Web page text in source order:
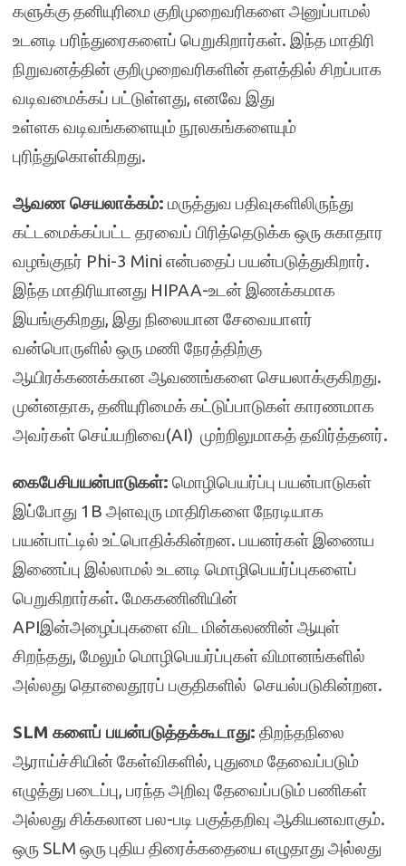
களுக்கு தனியுரிமை குறிமுறைவரிகளை அனுப்பாமல்
உடனடி பரிந்துரைகளைப் பெறுகிறார்கள். இந்த மாதிரி
நிறுவனத்தின் குறிமுறைவரிகளின் தளத்தில் சிறப்பாக
வடிவமைக்கப் பட்டுள்ளது, எனவே இது
உள்ளக வடிவங்களையும் நூலகங்களையும்
புரிந்துகொள்கிறது.
ஆவண செயலாக்கம்: மருத்துவ பதிவுகளிலிருந்து
கட்டமைக்கப்பட்ட தரவைப் பிரித்தெடுக்க ஒரு சுகாதார
வழங்குநர் Phi-3 Mini என்பதைப் பயன்படுத்துகிறார்.
இந்த மாதிரியானது HIPAA-உடன் இணக்கமாக
இயங்குகிறது, இது நிலையான சேவையாளர்
வன்பொருளில் ஒரு மணி நேரத்திற்கு
ஆயிரக்கணக்கான ஆவணங்களை செயலாக்குகிறது.
முன்னதாக, தனியுரிமைக் கட்டுப்பாடுகள் காரணமாக
அவர்கள் செய்யறிவை(AI) முற்றிலுமாகத் தவிர்த்தனர்.
கைபேசிபயன்பாடுகள்: மொழிபெயர்ப்பு பயன்பாடுகள்
இப்போது 1B அளவுரு மாதிரிகளை நேரடியாக
பயன்பாட்டில் உட்பொதிக்கின்றன. பயனர்கள் இணைய
இணைப்பு இல்லாமல் உடனடி மொழிபெயர்ப்புகளைப்
பெறுகிறார்கள். மேககணினியின்
APIஇன்அழைப்புகளை விட மின்கலணின் ஆயுள்
சிறந்தது, மேலும் மொழிபெயர்ப்புகள் விமானங்களில்
அல்லது தொலைதூரப் பகுதிகளில் செயல்படுகின்றன.
SLM களைப் பயன்படுத்தக்கூடாது: திறந்தநிலை
ஆராய்ச்சியின் கேள்விகளில், புதுமை தேவைப்படும்
எழுத்து படைப்பு, பரந்த அறிவு தேவைப்படும் பணிகள்
அல்லது சிக்கலான பல-படி பகுத்தறிவு ஆகியனவாகும்.
ஒரு SLM ஒரு புதிய திரைக்கதையை எழுதாது அல்லது